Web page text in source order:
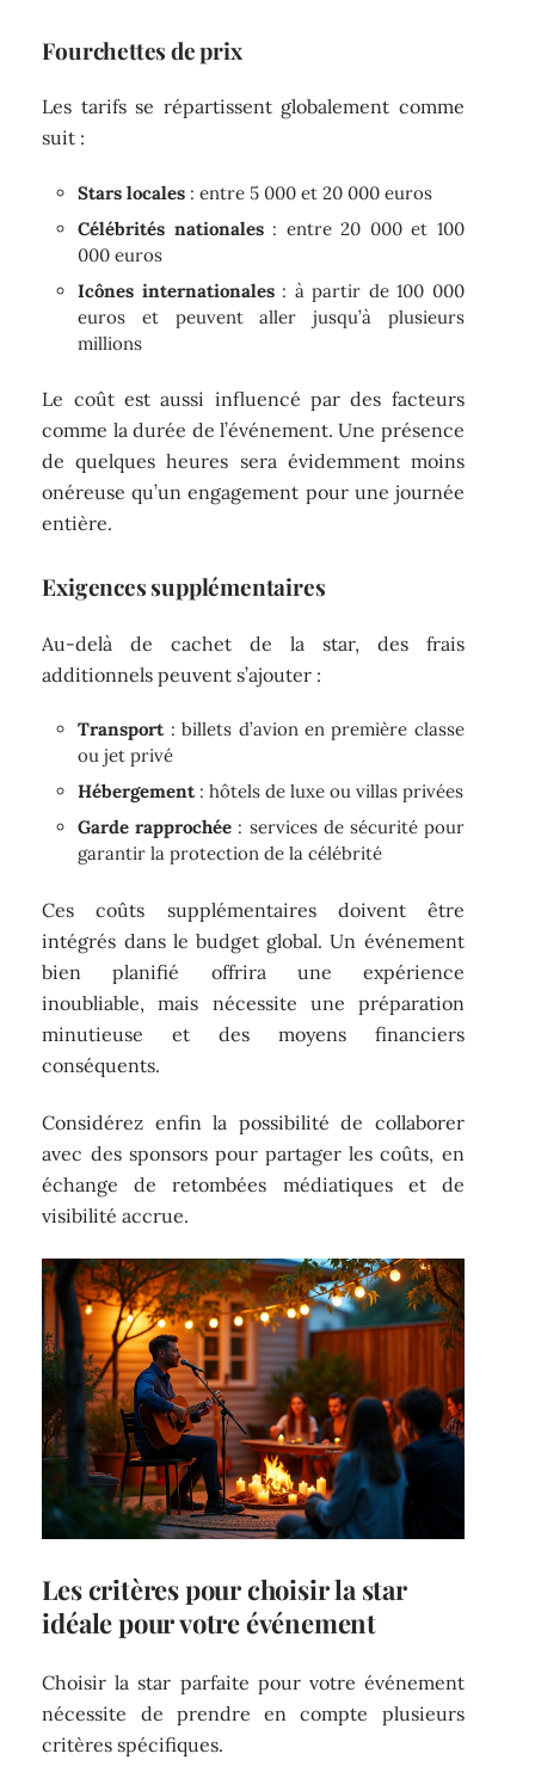
Fourchettes de prix
Les tarifs se répartissent globalement comme
suit :
Stars locales : entre 5 000 et 20 000 euros
Célébrités nationales: entre 20 000 et 100
000 euros
Icônes internationales: à partir de 100 000
euros et peuvent aller jusqu’à plusieurs
millions
Le coût est aussi influencé par des facteurs
comme la durée de l’événement. Une présence
de quelques heures sera évidemment moins
onéreuse qu’un engagement pour une journée
entière.
Exigences supplémentaires
Au-delà de cachet de la star, des frais
additionnels peuvent s’ajouter :
Transport: billets d’avion en première classe
ou jet privé
Hébergement: hôtels de luxe ou villas privées
Garde rapprochée : services de sécurité pour
garantir la protection de la célébrité
Ces coûts supplémentaires doivent être
intégrés dans le budget global. Un événement
bien planifié offrira une expérience
inoubliable, mais nécessite une préparation
minutieuse et des moyens financiers
conséquents.
Considérez enfin la possibilité de collaborer
avec des sponsors pour partager les coûts, en
échange de retombées médiatiques et de
visibilité accrue.
Les critères pour choisir la star
idéale pour votre événement
Choisir la star parfaite pour votre événement
nécessite de prendre en compte plusieurs
critères spécifiques.